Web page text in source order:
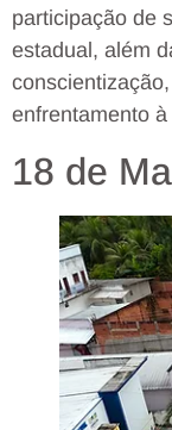
participação de
estadual, além
enfrentamento
18 de